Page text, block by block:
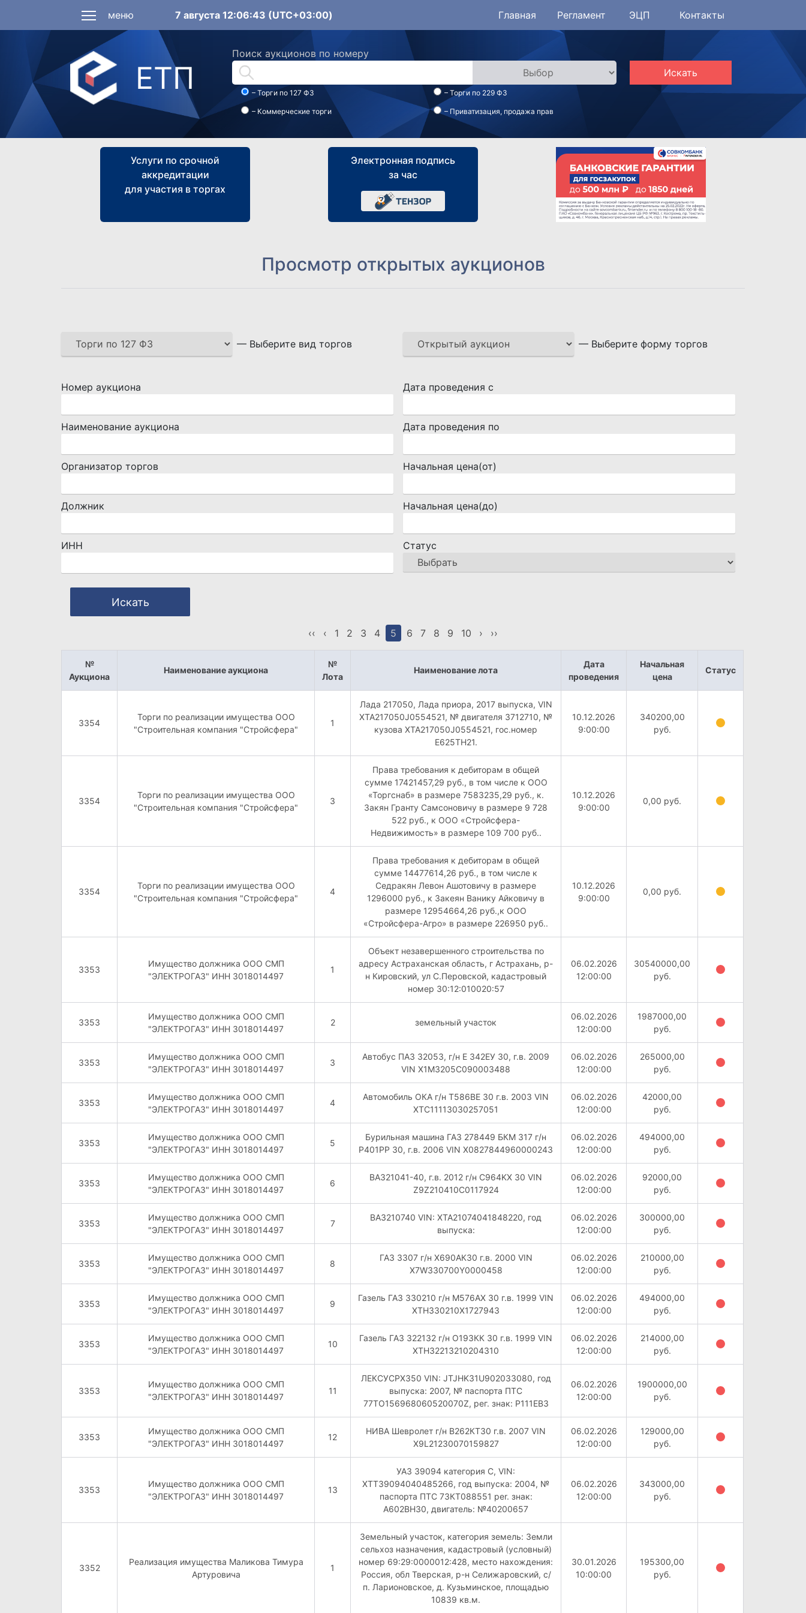
меню 7 августа 12:06:43 (UTC+03:00) Главная Регламент ЭЦП Контакты
ЕТП
Поиск аукционов по номеру
Искать
– Торги по 127 ФЗ – Торги по 229 ФЗ
– Коммерческие торги – Приватизация, продажа прав
Услуги по срочной
аккредитации
для участия в торгах
Электронная подпись
за час
Просмотр открытых аукционов
— Выберите вид торгов — Выберите форму торгов
Номер аукциона
Наименование аукциона
Организатор торгов
Должник
ИНН
Дата проведения с
Дата проведения по
Начальная цена(от)
Начальная цена(до)
Статус
Искать
‹‹ ‹ 1 2 3 4 5 6 7 8 9 10 › ››
№
Аукциона
Наименование аукциона
№
Лота
Наименование лота
Дата
проведения
Начальная
цена
Статус
3354
Торги по реализации имущества ООО
"Строительная компания "Стройсфера"
1
Лада 217050, Лада приора, 2017 выпуска, VIN
XTA217050J0554521, № двигателя 3712710, №
кузова XTA217050J0554521, гос.номер
Е625ТН21.
10.12.2026
9:00:00
340200,00
руб.
3354
Торги по реализации имущества ООО
"Строительная компания "Стройсфера"
3
Права требования к дебиторам в общей
сумме 17421457,29 руб., в том числе к ООО
«Торгснаб» в размере 7583235,29 руб., к.
Закян Гранту Самсоновичу в размере 9 728
522 руб., к ООО «Стройсфера-
Недвижимость» в размере 109 700 руб..
10.12.2026
9:00:00
0,00 руб.
3354
Торги по реализации имущества ООО
"Строительная компания "Стройсфера"
4
Права требования к дебиторам в общей
сумме 14477614,26 руб., в том числе к
Седракян Левон Ашотовичу в размере
1296000 руб., к Закеян Ванику Айковичу в
размере 12954664,26 руб.,к ООО
«Стройсфера-Агро» в размере 226950 руб..
10.12.2026
9:00:00
0,00 руб.
3353
Имущество должника ООО СМП
"ЭЛЕКТРОГАЗ" ИНН 3018014497
1
Объект незавершенного строительства по
адресу Астраханская область, г Астрахань, р-
н Кировский, ул С.Перовской, кадастровый
номер 30:12:010020:57
06.02.2026
12:00:00
30540000,00
руб.
3353
Имущество должника ООО СМП
"ЭЛЕКТРОГАЗ" ИНН 3018014497
2 земельный участок
06.02.2026
12:00:00
1987000,00
руб.
3353
Имущество должника ООО СМП
"ЭЛЕКТРОГАЗ" ИНН 3018014497
3
Автобус ПАЗ 32053, г/н Е 342ЕУ 30, г.в. 2009
VIN X1M3205C090003488
06.02.2026
12:00:00
265000,00
руб.
3353
Имущество должника ООО СМП
"ЭЛЕКТРОГАЗ" ИНН 3018014497
4
Автомобиль ОКА г/н Т586ВЕ 30 г.в. 2003 VIN
XTC11113030257051
06.02.2026
12:00:00
42000,00
руб.
3353
Имущество должника ООО СМП
"ЭЛЕКТРОГАЗ" ИНН 3018014497
5
Бурильная машина ГАЗ 278449 БКМ 317 г/н
Р401РР 30, г.в. 2006 VIN X0827844960000243
06.02.2026
12:00:00
494000,00
руб.
3353
Имущество должника ООО СМП
"ЭЛЕКТРОГАЗ" ИНН 3018014497
6
ВАЗ21041-40, г.в. 2012 г/н C964KX 30 VIN
Z9Z210410C0117924
06.02.2026
12:00:00
92000,00
руб.
3353
Имущество должника ООО СМП
"ЭЛЕКТРОГАЗ" ИНН 3018014497
7
ВАЗ210740 VIN: ХТА21074041848220, год
выпуска:
06.02.2026
12:00:00
300000,00
руб.
3353
Имущество должника ООО СМП
"ЭЛЕКТРОГАЗ" ИНН 3018014497
8
ГАЗ 3307 г/н Х690АК30 г.в. 2000 VIN
X7W330700Y0000458
06.02.2026
12:00:00
210000,00
руб.
3353
Имущество должника ООО СМП
"ЭЛЕКТРОГАЗ" ИНН 3018014497
9
Газель ГАЗ 330210 г/н М576АХ 30 г.в. 1999 VIN
XTH330210X1727943
06.02.2026
12:00:00
494000,00
руб.
3353
Имущество должника ООО СМП
"ЭЛЕКТРОГАЗ" ИНН 3018014497
10
Газель ГАЗ 322132 г/н О193КК 30 г.в. 1999 VIN
XTH32213210204310
06.02.2026
12:00:00
214000,00
руб.
3353
Имущество должника ООО СМП
"ЭЛЕКТРОГАЗ" ИНН 3018014497
11
ЛЕКСУСРХ350 VIN: JTJHK31U902033080, год
выпуска: 2007, № паспорта ПТС
77TO156968060520070Z, рeг. знак: Р111ЕВ3
06.02.2026
12:00:00
1900000,00
руб.
3353
Имущество должника ООО СМП
"ЭЛЕКТРОГАЗ" ИНН 3018014497
12
НИВА Шевролет г/н В262КТ30 г.в. 2007 VIN
X9L21230070159827
06.02.2026
12:00:00
129000,00
руб.
3353
Имущество должника ООО СМП
"ЭЛЕКТРОГАЗ" ИНН 3018014497
13
УАЗ 39094 категория С, VIN:
ХТТ39094040485266, год выпуска: 2004, №
паспорта ПТС 73КТ088551 рer. знак:
А602ВН30, двигатель: №40200657
06.02.2026
12:00:00
343000,00
руб.
3352
Реализация имущества Маликова Тимура
Артуровича
1
Земельный участок, категория земель: Земли
сельхоз назначения, кадастровый (условный)
номер 69:29:0000012:428, место нахождения:
Россия, обл Тверская, р-н Селижаровский, с/
п. Ларионовское, д. Кузьминское, площадью
10839 кв.м.
30.01.2026
10:00:00
195300,00
руб.